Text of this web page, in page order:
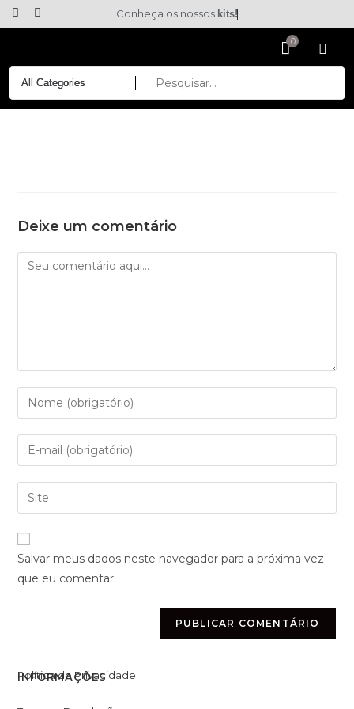
Conheça os nossos kits!
Deixe um comentário
Salvar meus dados neste navegador para a próxima vez
que eu comentar.
INFORMAÇÕES
Política de Privacidade